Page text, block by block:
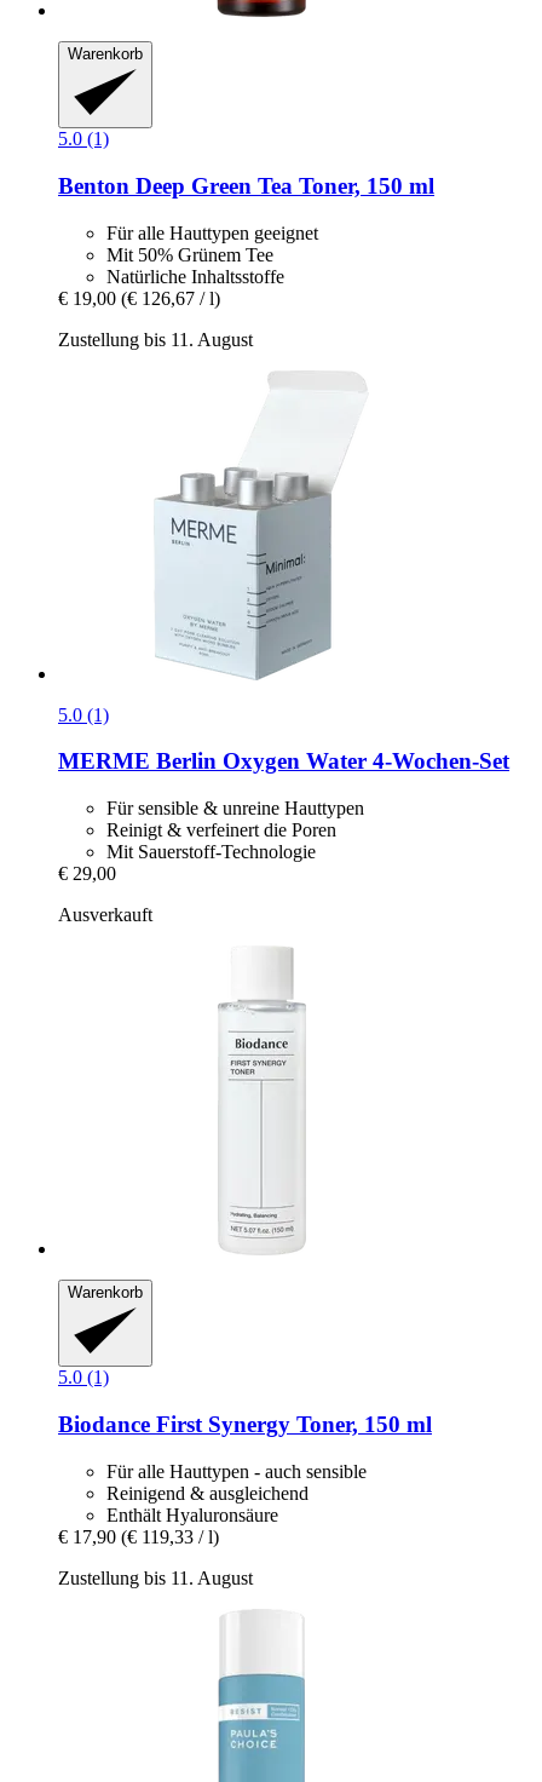
Warenkorb
5.0 (1)
Benton Deep Green Tea Toner, 150 ml
Für alle Hauttypen geeignet
Mit 50% Grünem Tee
Natürliche Inhaltsstoffe
€ 19,00 (€ 126,67 / l)
Zustellung bis 11. August
5.0 (1)
MERME Berlin Oxygen Water 4-​Wochen-​Set
Für sensible & unreine Hauttypen
Reinigt & verfeinert die Poren
Mit Sauerstoff-Technologie
€ 29,00
Ausverkauft
Warenkorb
5.0 (1)
Biodance First Synergy Toner, 150 ml
Für alle Hauttypen - auch sensible
Reinigend & ausgleichend
Enthält Hyaluronsäure
€ 17,90 (€ 119,33 / l)
Zustellung bis 11. August